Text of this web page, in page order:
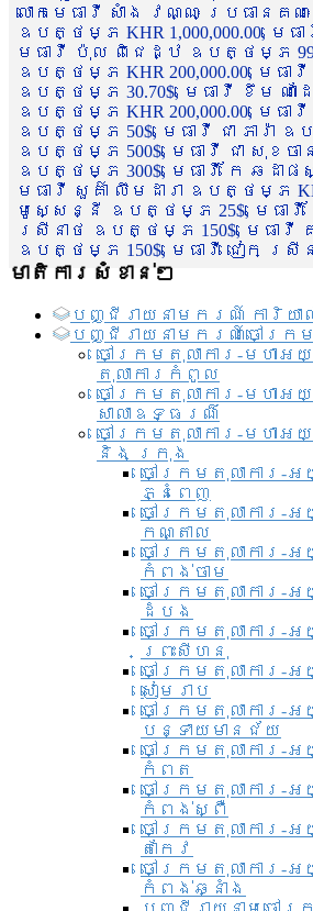
លោកមេធាវី សាំង វណ្ណៈ ប្រធានគ
ឧបត្ថម្ភ KHR 1,000,000.00,
មេធាវី ប៉ុល ពិជេដ្ឋ ឧបត្ថម្ភ
ឧបត្ថម្ភ KHR 200,000.00, មេធា
ឧបត្ថម្ភ 30.70$, មេធាវី ខឹម ណ
ឧបត្ថម្ភ KHR 200,000.00, មេ
ឧបត្ថម្ភ 50$, មេធាវី ជា ភារ៉ា
ឧបត្ថម្ភ 500$, មេធាវី ជា សុខ
ឧបត្ថម្ភ 300$, មេធាវី កែ ឆដា
មេធាវី សួគ៌ា លឹមដារា ឧបត្ថម្ភ
មូសេ្សន្នី ឧបត្ថម្ភ 25$, មេធាវី
ស្រីនាថ ឧបត្ថម្ភ 150$, មេធាវី
ឧបត្ថម្ភ 150$, មេធាវី ជៀក ស្
មាតិការសំខាន់ៗ
បញ្ជី​រាយ​នាមករណ៍ ការិយា
បញ្ជី​រាយ​នាមករណ៍​ចៅក្រម
ចៅក្រមតុលាការ-មហាអ
តុលាការកំពូល
ចៅក្រមតុលាការ-មហាអ
សាលាឧទ្ធរណ៏
ចៅក្រមតុលាការ-មហាអ
និង ក្រុង
ចៅក្រមតុលាការ-
ភ្នំពេញ
ចៅក្រមតុលាការ-អ
កណ្តាល
ចៅក្រមតុលាការ-អ
កំពង់ចាម
ចៅក្រមតុលាការ-អ
ដំបង
ចៅក្រមតុលាការ-
ព្រះសីហនុ
ចៅក្រមតុលាការ-អ
សៀមរាប
ចៅក្រមតុលាការ-អ
បន្ទាយមានជ័យ
ចៅក្រមតុលាការ-អ
កំពត
ចៅក្រមតុលាការ-អ
កំពង់ស្ពឺ
ចៅក្រមតុលាការ-អ
តាកែវ
ចៅក្រមតុលាការ-អ
កំពង់ឆ្នាំង